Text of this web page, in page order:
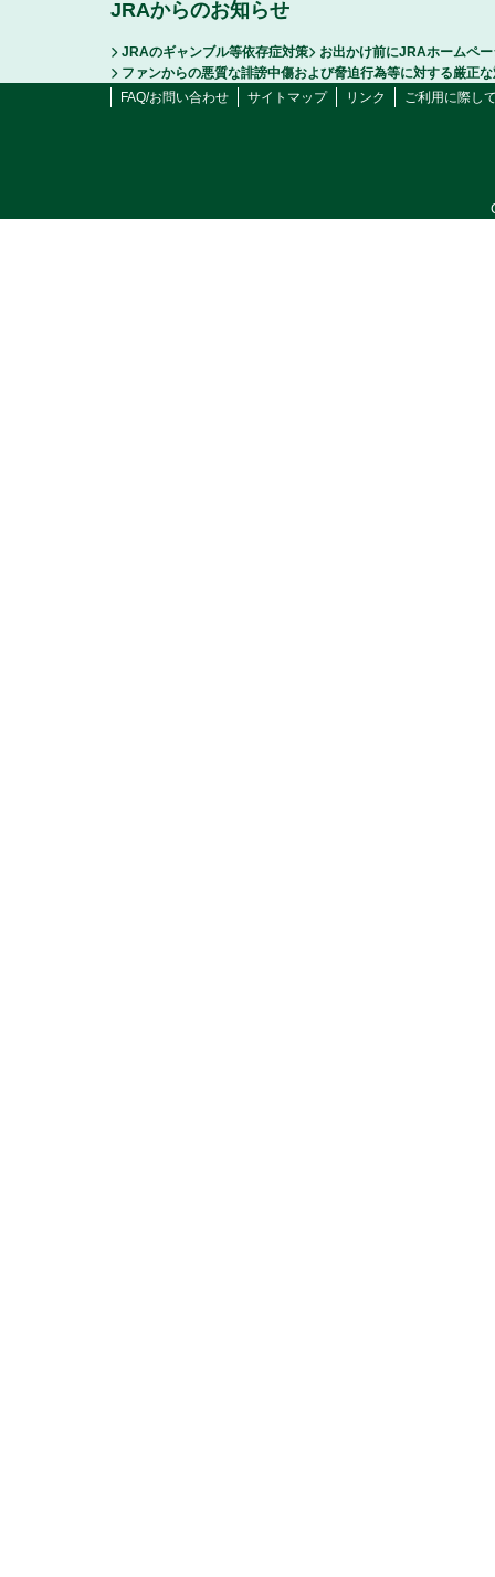
JRAからのお知らせ
JRAのギャンブル等依存症対策
お出かけ前にJRAホームペ
ファンからの悪質な誹謗中傷および脅迫行為等に対する厳正
FAQ/お問い合わせ
サイトマップ リンク ご利用に際し